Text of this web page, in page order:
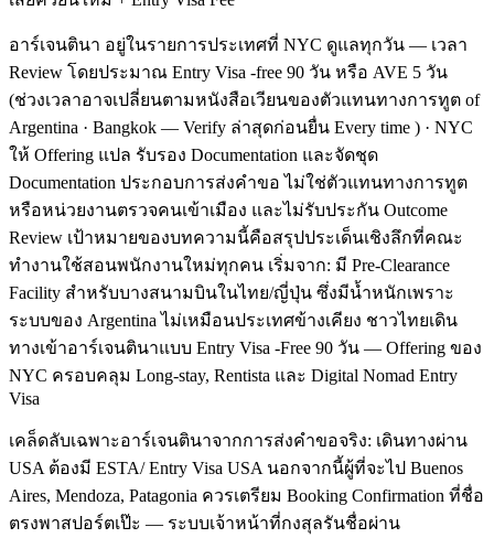
อาร์เจนตินา อยู่ในรายการประเทศที่ NYC ดูแลทุกวัน — เวลา
Review โดยประมาณ Entry Visa -free 90 วัน หรือ AVE 5 วัน
(ช่วงเวลาอาจเปลี่ยนตามหนังสือเวียนของตัวแทนทางการทูต of
Argentina · Bangkok — Verify ล่าสุดก่อนยื่น Every time ) · NYC
ให้ Offering แปล รับรอง Documentation และจัดชุด
Documentation ประกอบการส่งคำขอ ไม่ใช่ตัวแทนทางการทูต
หรือหน่วยงานตรวจคนเข้าเมือง และไม่รับประกัน Outcome
Review เป้าหมายของบทความนี้คือสรุปประเด็นเชิงลึกที่คณะ
ทำงานใช้สอนพนักงานใหม่ทุกคน เริ่มจาก: มี Pre-Clearance
Facility สำหรับบางสนามบินในไทย/ญี่ปุ่น ซึ่งมีน้ำหนักเพราะ
ระบบของ Argentina ไม่เหมือนประเทศข้างเคียง ชาวไทยเดิน
ทางเข้าอาร์เจนตินาแบบ Entry Visa -Free 90 วัน — Offering ของ
NYC ครอบคลุม Long-stay, Rentista และ Digital Nomad Entry
Visa
เคล็ดลับเฉพาะอาร์เจนตินาจากการส่งคำขอจริง: เดินทางผ่าน
USA ต้องมี ESTA/ Entry Visa USA นอกจากนี้ผู้ที่จะไป Buenos
Aires, Mendoza, Patagonia ควรเตรียม Booking Confirmation ที่ชื่อ
ตรงพาสปอร์ตเป๊ะ — ระบบเจ้าหน้าที่กงสุลรันชื่อผ่าน